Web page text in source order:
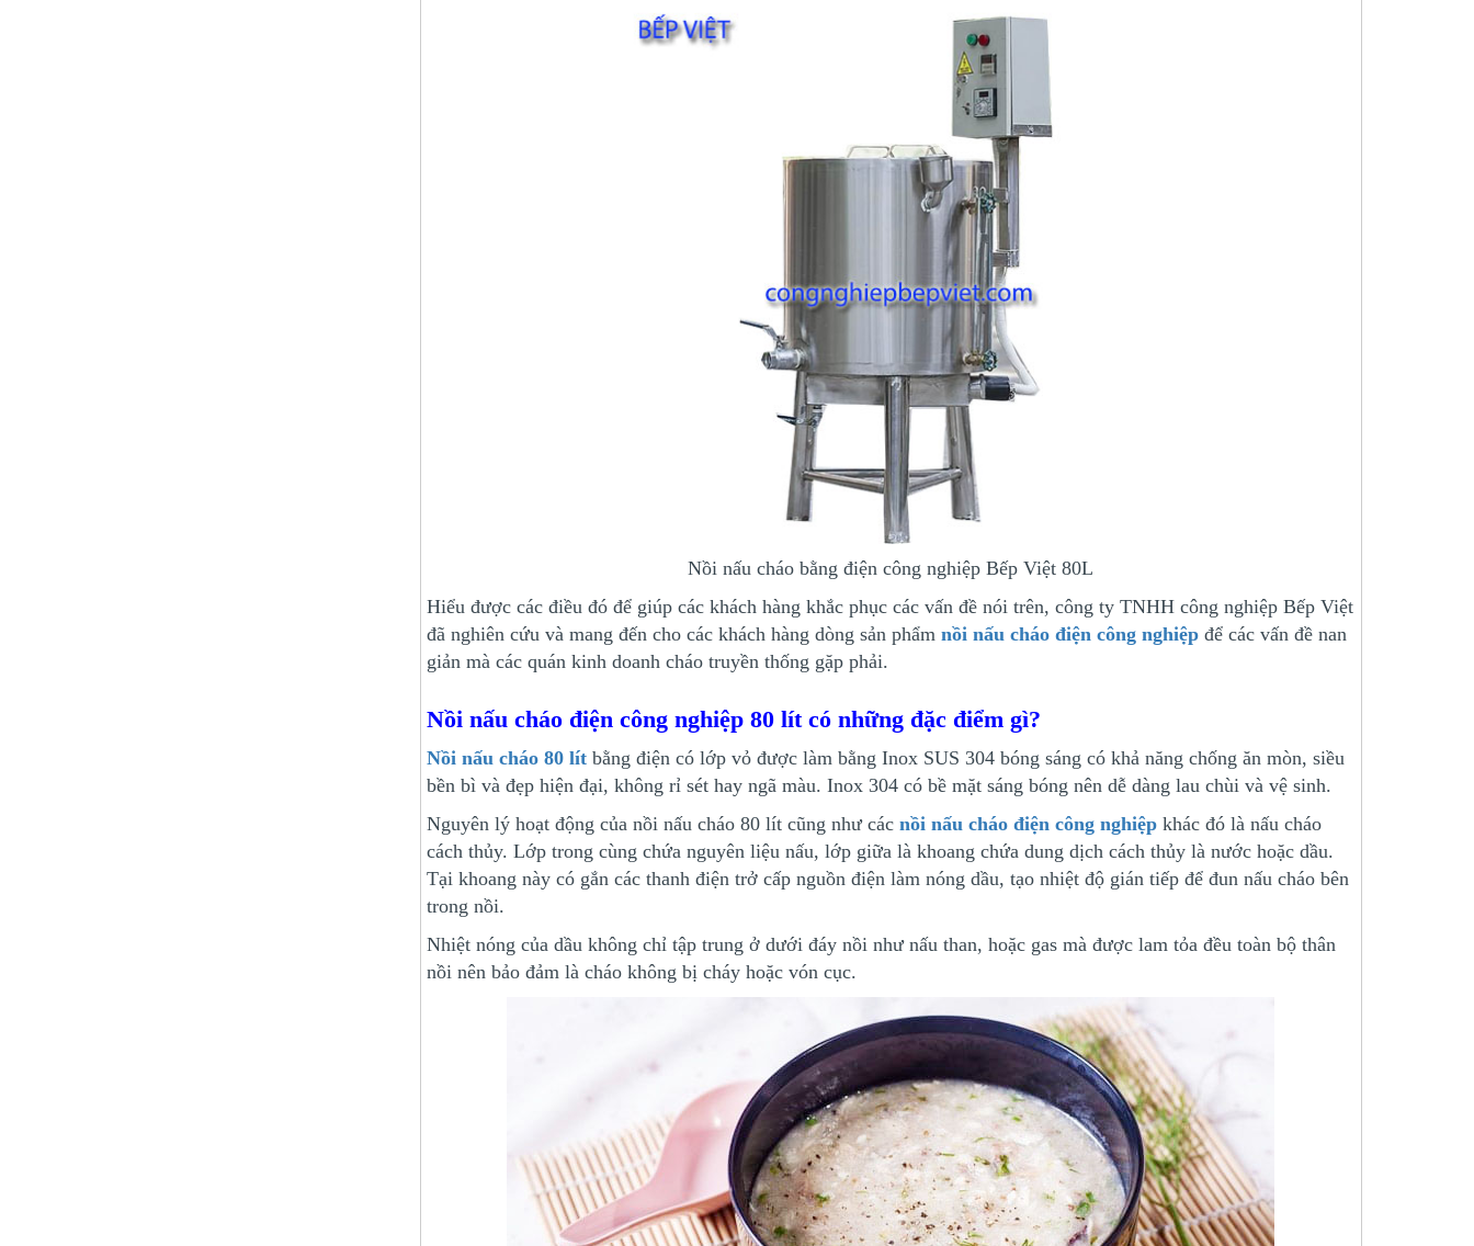
Nồi nấu cháo bằng điện công nghiệp Bếp Việt 80L
Hiểu được các điều đó để giúp các khách hàng khắc phục các vấn đề nói trên, công ty TNHH công nghiệp Bếp Việt
đã nghiên cứu và mang đến cho các khách hàng dòng sản phẩm nồi nấu cháo điện công nghiệpđể các vấn đề nan
giản mà các quán kinh doanh cháo truyền thống gặp phải.
Nồi nấu cháo điện công nghiệp 80 lít có những đặc điểm gì?
Nồi nấu cháo 80 lítbằng điện có lớp vỏ được làm bằng Inox SUS 304 bóng sáng có khả năng chống ăn mòn, siều
bền bì và đẹp hiện đại, không rỉ sét hay ngã màu. Inox 304 có bề mặt sáng bóng nên dễ dàng lau chùi và vệ sinh.
Nguyên lý hoạt động của nồi nấu cháo 80 lít cũng như các nồi nấu cháo điện công nghiệp khác đó là nấu cháo
cách thủy. Lớp trong cùng chứa nguyên liệu nấu, lớp giữa là khoang chứa dung dịch cách thủy là nước hoặc dầu.
Tại khoang này có gắn các thanh điện trở cấp nguồn điện làm nóng dầu, tạo nhiệt độ gián tiếp để đun nấu cháo bên
trong nồi.
Nhiệt nóng của dầu không chỉ tập trung ở dưới đáy nồi như nấu than, hoặc gas mà được lam tỏa đều toàn bộ thân
nồi nên bảo đảm là cháo không bị cháy hoặc vón cục.